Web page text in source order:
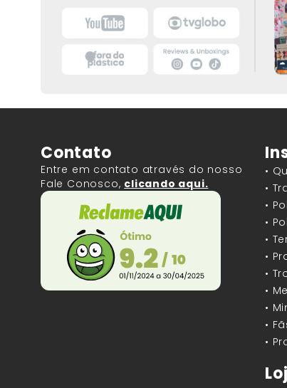
Contato
Entre em contato através do nosso
Fale Conosco, clicando aqui.
•
•
•
•
•
•
•
•
•
•
•